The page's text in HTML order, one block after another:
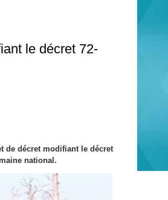
le décret 72-
de décret modifiant le décret
national.